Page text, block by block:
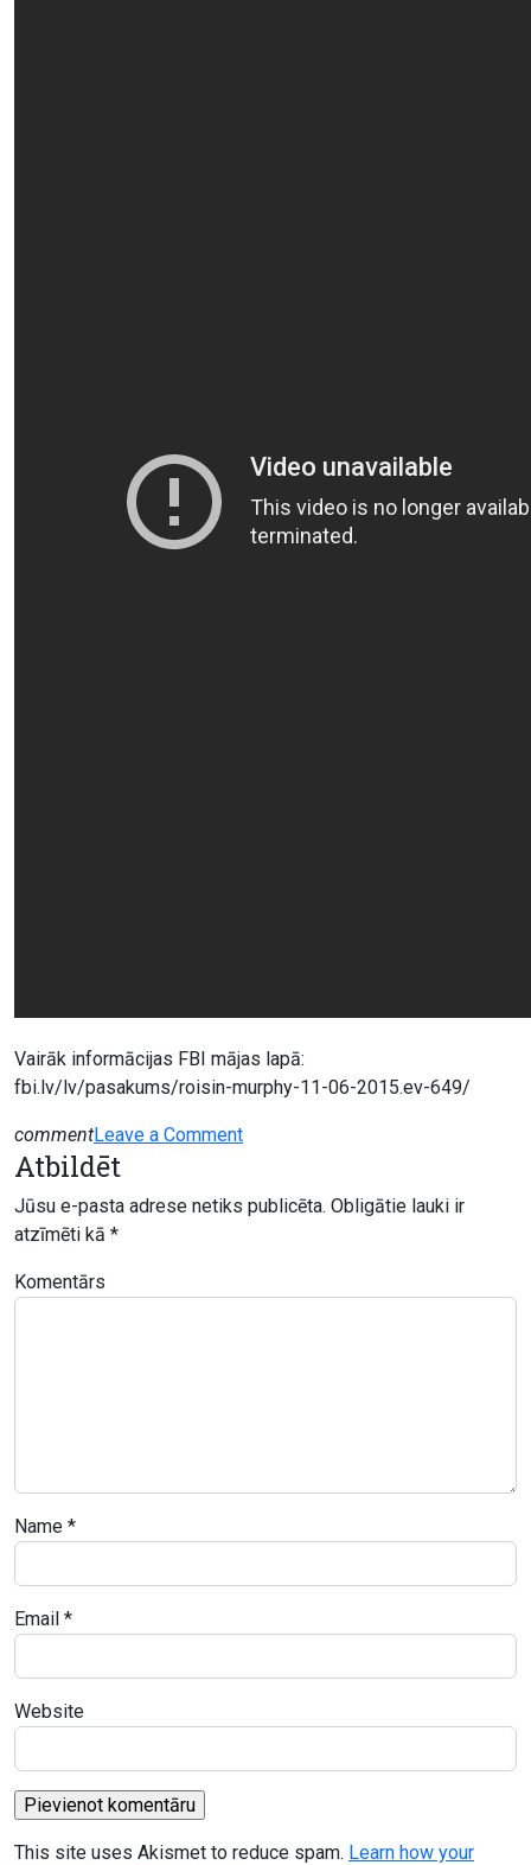
Vairāk informācijas FBI mājas lapā:
fbi.lv/lv/pasakums/roisin-murphy-11-06-2015.ev-649/
commentLeave a Commenton
11.
Viļņā,
Atbildēt
Jūsu e-pasta adrese netiks publicēta. Obligātie lauki ir
atzīmēti kā *
Komentārs
Name *
Email *
Website
This site uses Akismet to reduce spam. Learn how your